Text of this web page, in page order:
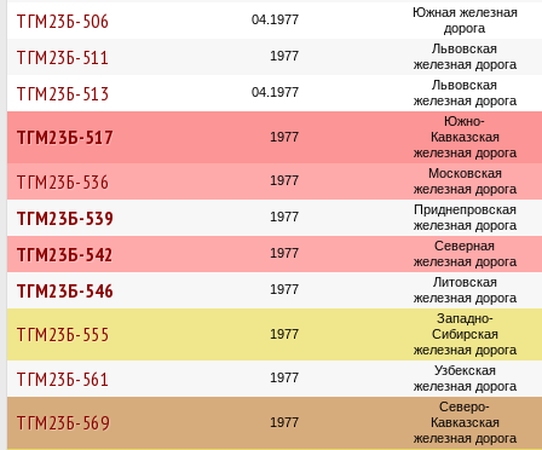
ТГМ23Б-506 04.1977
Южная железная
дорога
ТГМ23Б-511 1977
Львовская
железная дорога
ТГМ23Б-513 04.1977
Львовская
железная дорога
ТГМ23Б-517 1977
Южно-
Кавказская
железная дорога
ТГМ23Б-536 1977
Московская
железная дорога
ТГМ23Б-539 1977
Приднепровская
железная дорога
ТГМ23Б-542 1977
Северная
железная дорога
ТГМ23Б-546 1977
Литовская
железная дорога
ТГМ23Б-555 1977
Западно-
Сибирская
железная дорога
ТГМ23Б-561 1977
Узбекская
железная дорога
ТГМ23Б-569 1977
Северо-
Кавказская
железная дорога